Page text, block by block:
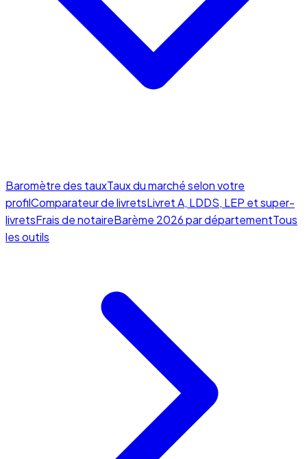
Baromètre des tauxTaux du marché selon votre
profilComparateur de livretsLivret A, LDDS, LEP et super-
livretsFrais de notaireBarème 2026 par départementTous
les outils